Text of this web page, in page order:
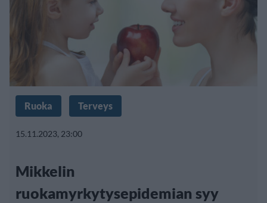
Ruoka Terveys
15.11.2023, 23:00
Mikkelin
ruokamyrkytysepidemian syy